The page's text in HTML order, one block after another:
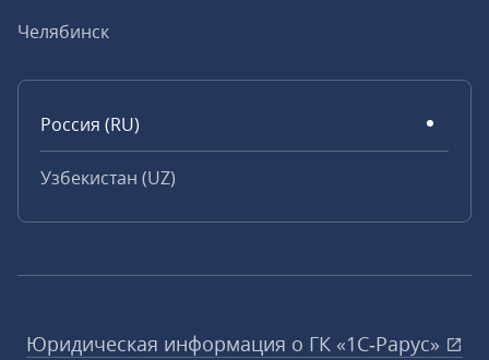
Челябинск
Россия (RU)
Узбекистан (UZ)
Юридическая информация о ГК «1С‑Рарус»